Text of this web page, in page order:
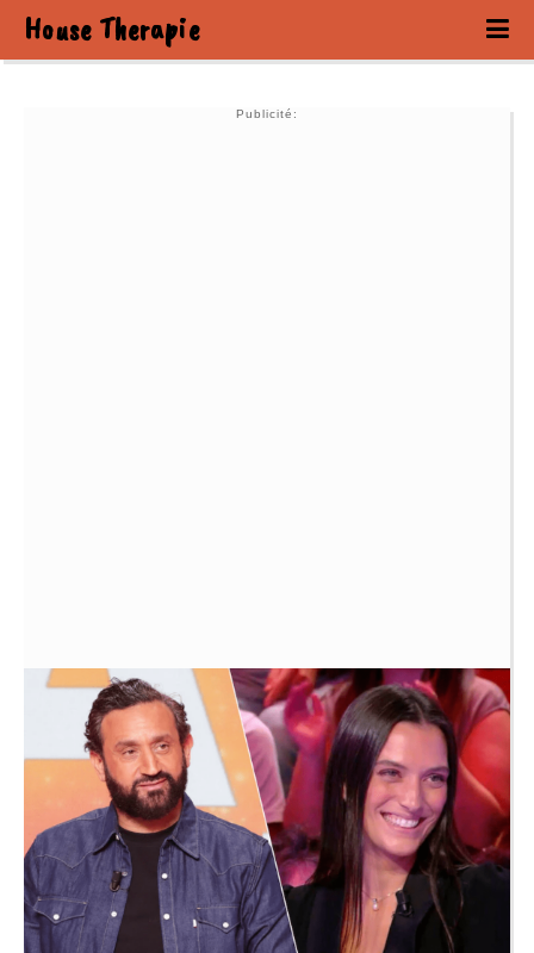
House Therapie
Publicité: